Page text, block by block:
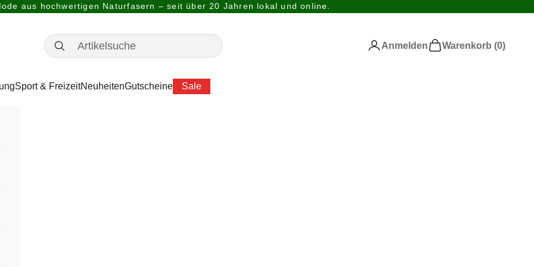
aus hochwertigen Naturfasern – seit über 20 Jahren lokal und online.
Sport & FreizeitNeuheitenGutscheine Sale
Anmelden
AnmeldenWarenkorb
Warenkorb (0)